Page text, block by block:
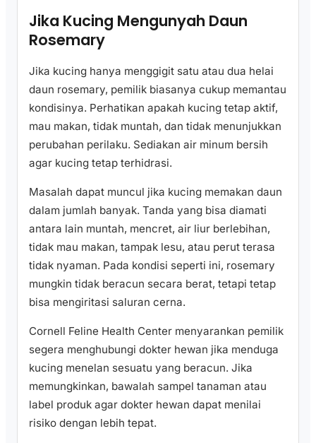
Jika Kucing Mengunyah Daun
Rosemary
Jika kucing hanya menggigit satu atau dua helai
daun rosemary, pemilik biasanya cukup memantau
kondisinya. Perhatikan apakah kucing tetap aktif,
mau makan, tidak muntah, dan tidak menunjukkan
perubahan perilaku. Sediakan air minum bersih
agar kucing tetap terhidrasi.
Masalah dapat muncul jika kucing memakan daun
dalam jumlah banyak. Tanda yang bisa diamati
antara lain muntah, mencret, air liur berlebihan,
tidak mau makan, tampak lesu, atau perut terasa
tidak nyaman. Pada kondisi seperti ini, rosemary
mungkin tidak beracun secara berat, tetapi tetap
bisa mengiritasi saluran cerna.
Cornell Feline Health Center menyarankan pemilik
segera menghubungi dokter hewan jika menduga
kucing menelan sesuatu yang beracun. Jika
memungkinkan, bawalah sampel tanaman atau
label produk agar dokter hewan dapat menilai
risiko dengan lebih tepat.